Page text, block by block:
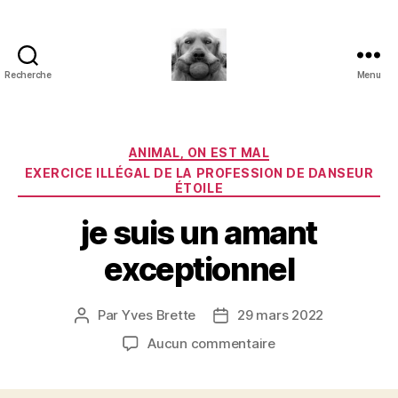
Recherche
paradoxe
en
fleur
Menu
Catégories
ANIMAL, ON EST MAL
EXERCICE ILLÉGAL DE LA PROFESSION DE DANSEUR
ÉTOILE
je suis un amant
exceptionnel
Auteur
Par Yves Brette
Date29 mars 2022
Aucun commentairesur